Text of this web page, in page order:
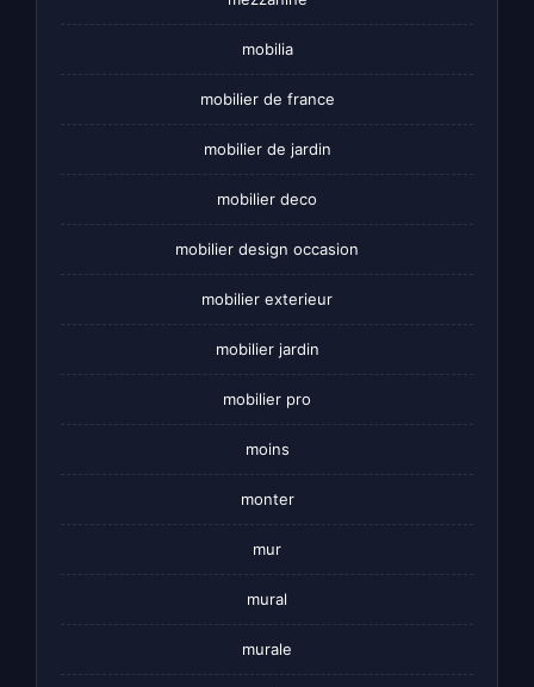
mobilia
mobilier de france
mobilier de jardin
mobilier deco
mobilier design occasion
mobilier exterieur
mobilier jardin
mobilier pro
moins
monter
mur
mural
murale